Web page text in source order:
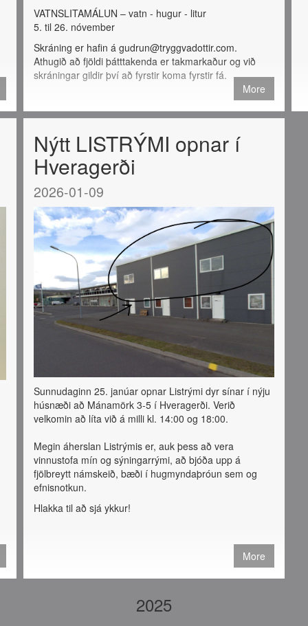
VATNSLITAMÁLUN – vatn - hugur - litur
5. til 26. nóvember
Skráning er hafin á gudrun@tryggvadottir.com.
Athugið að fjöldi þátttakenda er takmarkaður og við
skráningar gildir því að fyrstir koma fyrstir fá.
More
Nýtt LISTRÝMI opnar í
Hveragerði
2026-01-09
Sunnudaginn 25. janúar opnar Listrými dyr sínar í nýju
húsnæði að Mánamörk 3-5 í Hveragerði. Verið
velkomin að líta við á milli kl. 14:00 og 18:00.
Megin áherslan Listrýmis er, auk þess að vera
vinnustofa mín og sýningarrými, að bjóða upp á
fjölbreytt námskeið, bæði í hugmyndaþróun sem og
efnisnotkun.
Hlakka til að sjá ykkur!
More
2025